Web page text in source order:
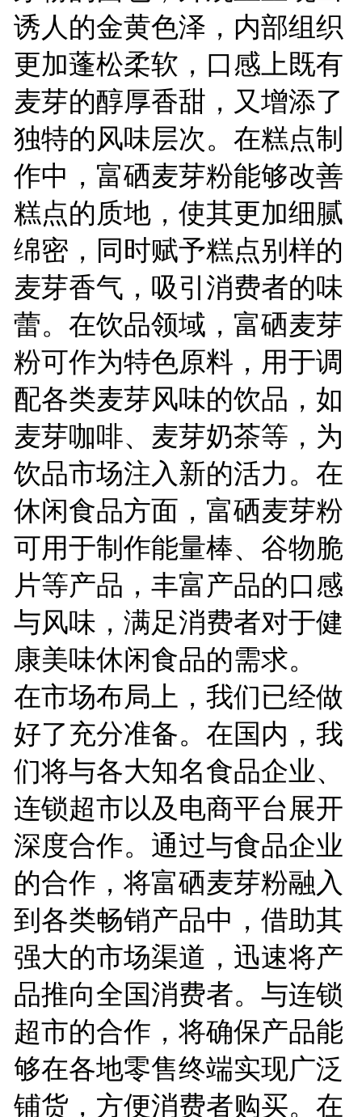
诱人的金黄色泽，内部组织
更加蓬松柔软，口感上既有
麦芽的醇厚香甜，又增添了
独特的风味层次。在糕点制
作中，富硒麦芽粉能够改善
糕点的质地，使其更加细腻
绵密，同时赋予糕点别样的
麦芽香气，吸引消费者的味
蕾。在饮品领域，富硒麦芽
粉可作为特色原料，用于调
配各类麦芽风味的饮品，如
麦芽咖啡、麦芽奶茶等，为
饮品市场注入新的活力。在
休闲食品方面，富硒麦芽粉
可用于制作能量棒、谷物脆
片等产品，丰富产品的口感
与风味，满足消费者对于健
康美味休闲食品的需求。
在市场布局上，我们已经做
好了充分准备。在国内，我
们将与各大知名食品企业、
连锁超市以及电商平台展开
深度合作。通过与食品企业
的合作，将富硒麦芽粉融入
到各类畅销产品中，借助其
强大的市场渠道，迅速将产
品推向全国消费者。与连锁
超市的合作，将确保产品能
够在各地零售终端实现广泛
铺货，方便消费者购买。在